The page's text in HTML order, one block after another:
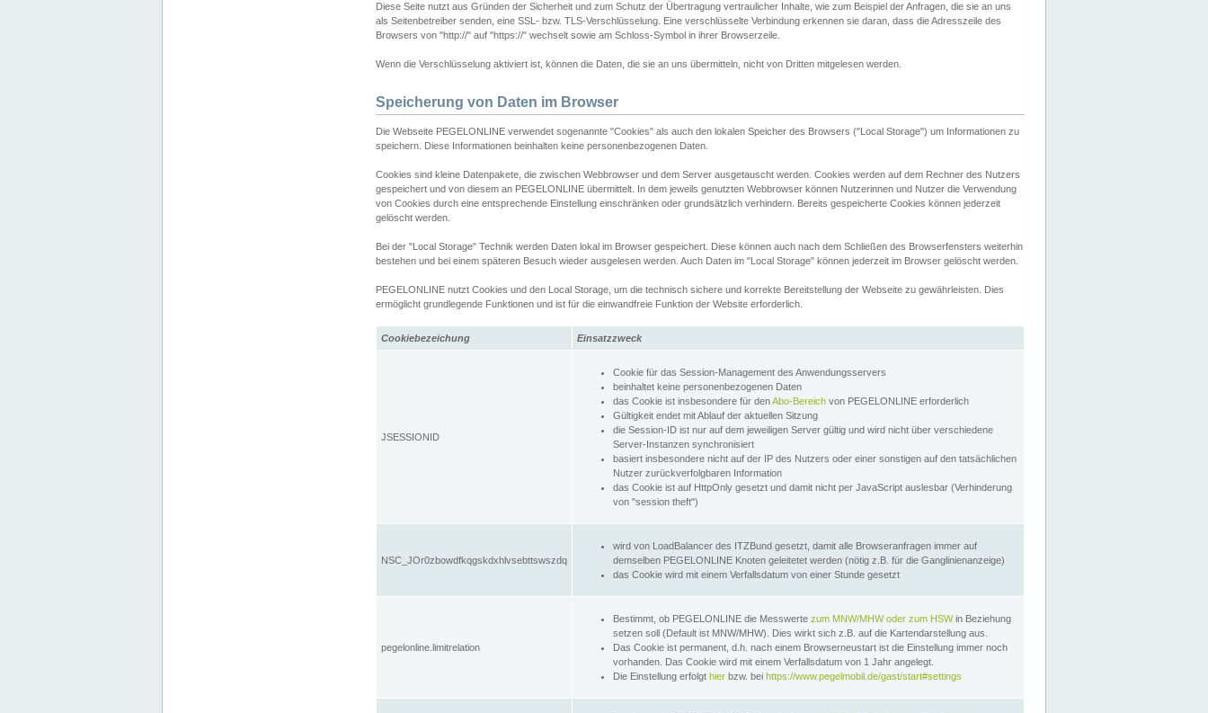
Diese Seite nutzt aus Gründen der Sicherheit und zum Schutz der Übertragung vertraulicher Inhalte, wie zum Beispiel der Anfragen, die sie an uns
als Seitenbetreiber senden, eine SSL- bzw. TLS-Verschlüsselung. Eine verschlüsselte Verbindung erkennen sie daran, dass die Adresszeile des
Browsers von "http://" auf "https://" wechselt sowie am Schloss-Symbol in ihrer Browserzeile.
Wenn die Verschlüsselung aktiviert ist, können die Daten, die sie an uns übermitteln, nicht von Dritten mitgelesen werden.
Speicherung von Daten im Browser
Die Webseite PEGELONLINE verwendet sogenannte "Cookies" als auch den lokalen Speicher des Browsers ("Local Storage") um Informationen zu
speichern. Diese Informationen beinhalten keine personenbezogenen Daten.
Cookies sind kleine Datenpakete, die zwischen Webbrowser und dem Server ausgetauscht werden. Cookies werden auf dem Rechner des Nutzers
gespeichert und von diesem an PEGELONLINE übermittelt. In dem jeweils genutzten Webbrowser können Nutzerinnen und Nutzer die Verwendung
von Cookies durch eine entsprechende Einstellung einschränken oder grundsätzlich verhindern. Bereits gespeicherte Cookies können jederzeit
gelöscht werden.
Bei der "Local Storage" Technik werden Daten lokal im Browser gespeichert. Diese können auch nach dem Schließen des Browserfensters weiterhin
bestehen und bei einem späteren Besuch wieder ausgelesen werden. Auch Daten im "Local Storage" können jederzeit im Browser gelöscht werden.
PEGELONLINE nutzt Cookies und den Local Storage, um die technisch sichere und korrekte Bereitstellung der Webseite zu gewährleisten. Dies
ermöglicht grundlegende Funktionen und ist für die einwandfreie Funktion der Website erforderlich.
Cookiebezeichung Einsatzzweck
JSESSIONID
Cookie für das Session-Management des Anwendungsservers
beinhaltet keine personenbezogenen Daten
das Cookie ist insbesondere für denAbo-Bereich von PEGELONLINE erforderlich
Gültigkeit endet mit Ablauf der aktuellen Sitzung
die Session-ID ist nur auf dem jeweiligen Server gültig und wird nicht über verschiedene
Server-Instanzen synchronisiert
basiert insbesondere nicht auf der IP des Nutzers oder einer sonstigen auf den tatsächlichen
Nutzer zurückverfolgbaren Information
das Cookie ist auf HttpOnly gesetzt und damit nicht per JavaScript auslesbar (Verhinderung
von "session theft")
NSC_JOr0zbowdfkqgskdxhlvsebttswszdq
wird von LoadBalancer des ITZBund gesetzt, damit alle Browseranfragen immer auf
demselben PEGELONLINE Knoten geleitetet werden (nötig z.B. für die Ganglinienanzeige)
das Cookie wird mit einem Verfallsdatum von einer Stunde gesetzt
pegelonline.limitrelation
Bestimmt, ob PEGELONLINE die Messwerte zum MNW/MHW oder zum HSWin Beziehung
setzen soll (Default ist MNW/MHW). Dies wirkt sich z.B. auf die Kartendarstellung aus.
Das Cookie ist permanent, d.h. nach einem Browserneustart ist die Einstellung immer noch
vorhanden. Das Cookie wird mit einem Verfallsdatum von 1 Jahr angelegt.
Die Einstellung erfolgt hier bzw. bei https://www.pegelmobil.de/gast/start#settings